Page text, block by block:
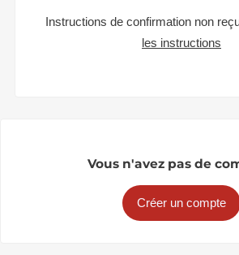
Instructions de confirmation non
les instructions
Vous n'avez pas de
Créer un compte